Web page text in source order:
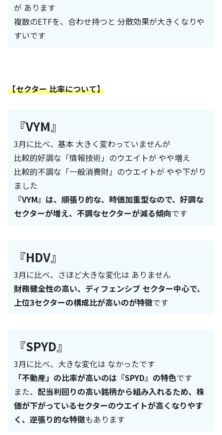
が あります
複数のETFを、合わせ持つと 分散効果が大きくなりや
すいです
【セクター 比率について】
『VYM』
3月に比べ、基本 大きく変わっていませんが
比較的好調な「情報技術」のウエイトが やや増え
比較的不調な「一般消費財」のウエイトが やや下がり
ました
『VYM』は、順張り的な、時価加重型なので、好調な
セクターが増え、不調なセクターが減る傾向です
『HDV』
3月に比べ、さほど大きな変化は ありません
財務健全性の高い、ディフェンシブ セクター中心で、
上位3セクターの構成比が高いのが特徴です
『SPYD』
3月に比べ、大きな変化は なかったです
「不動産」の比率が高いのは『SPYD』の特色です
また、 配当利回りの高い銘柄から組み入れるため、株
価が下がっているセクターのウエイトが高くなりやす
く、逆張り的な特徴もあります